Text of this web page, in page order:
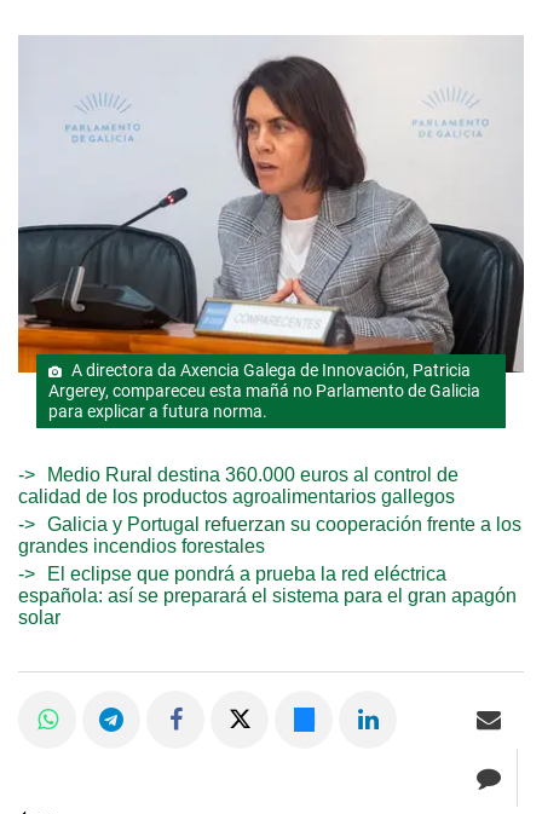
A directora da Axencia Galega de Innovación, Patricia
Argerey, compareceu esta mañá no Parlamento de Galicia
para explicar a futura norma.
Medio Rural destina 360.000 euros al control de
calidad de los productos agroalimentarios gallegos
Galicia y Portugal refuerzan su cooperación frente a los
grandes incendios forestales
El eclipse que pondrá a prueba la red eléctrica
española: así se preparará el sistema para el gran apagón
solar